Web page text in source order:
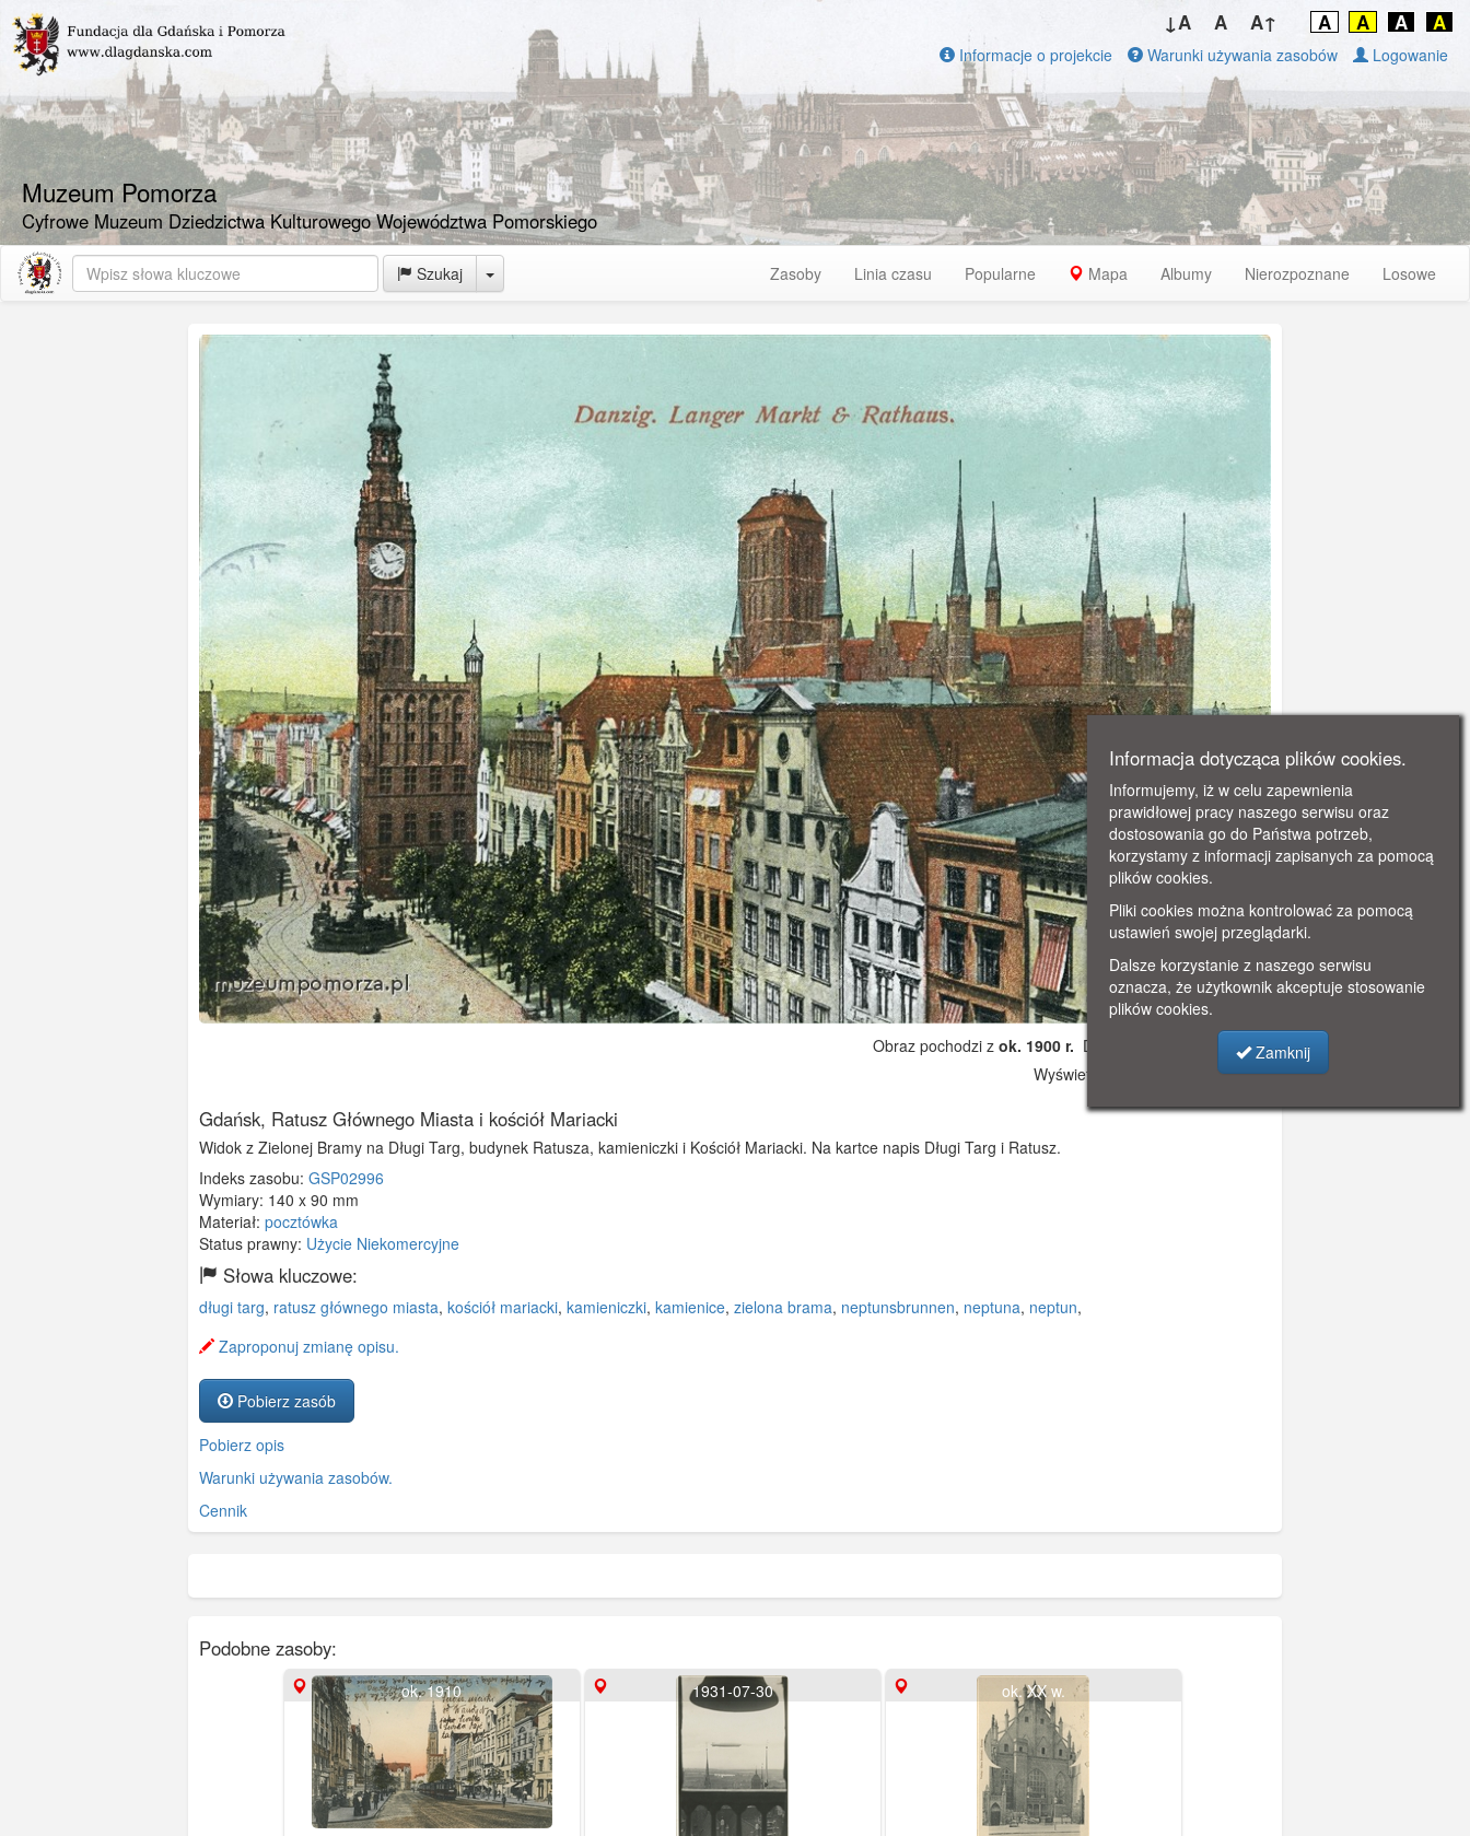
Muzeum Pomorza
Cyfrowe Muzeum Dziedzictwa Kulturowego Województwa Pomorskiego
↓A A A↑ A A A A
Informacje o projekcie Warunki używania zasobów Logowanie
Szukaj Toggle Dropdown Zasoby Linia czasu Popularne Mapa Albumy Nierozpoznane Losowe
Obraz pochodzi z ok. 1900 r. Dodano: 2021-11-08 12:15
Wyświetlono: 2825
Gdańsk, Ratusz Głównego Miasta i kościół Mariacki
Widok z Zielonej Bramy na Długi Targ, budynek Ratusza, kamieniczki i Kościół Mariacki. Na kartce napis Długi Targ i Ratusz.
Indeks zasobu: GSP02996
Wymiary: 140 x 90 mm
Materiał: pocztówka
Status prawny: Użycie Niekomercyjne
Słowa kluczowe:
długi targ, ratusz głównego miasta, kościół mariacki, kamieniczki, kamienice, zielona brama, neptunsbrunnen, neptuna, neptun,
Zaproponuj zmianę opisu.
Pobierz zasób
Pobierz opis
Warunki używania zasobów.
Cennik
Podobne zasoby:
ok. 1910 1931-07-30 ok. XX w.
Informacja dotycząca plików cookies.
Informujemy, iż w celu zapewnienia
prawidłowej pracy naszego serwisu oraz
dostosowania go do Państwa potrzeb,
korzystamy z informacji zapisanych za pomocą
plików cookies.
Pliki cookies można kontrolować za pomocą
ustawień swojej przeglądarki.
Dalsze korzystanie z naszego serwisu
oznacza, że użytkownik akceptuje stosowanie
plików cookies.
Zamknij